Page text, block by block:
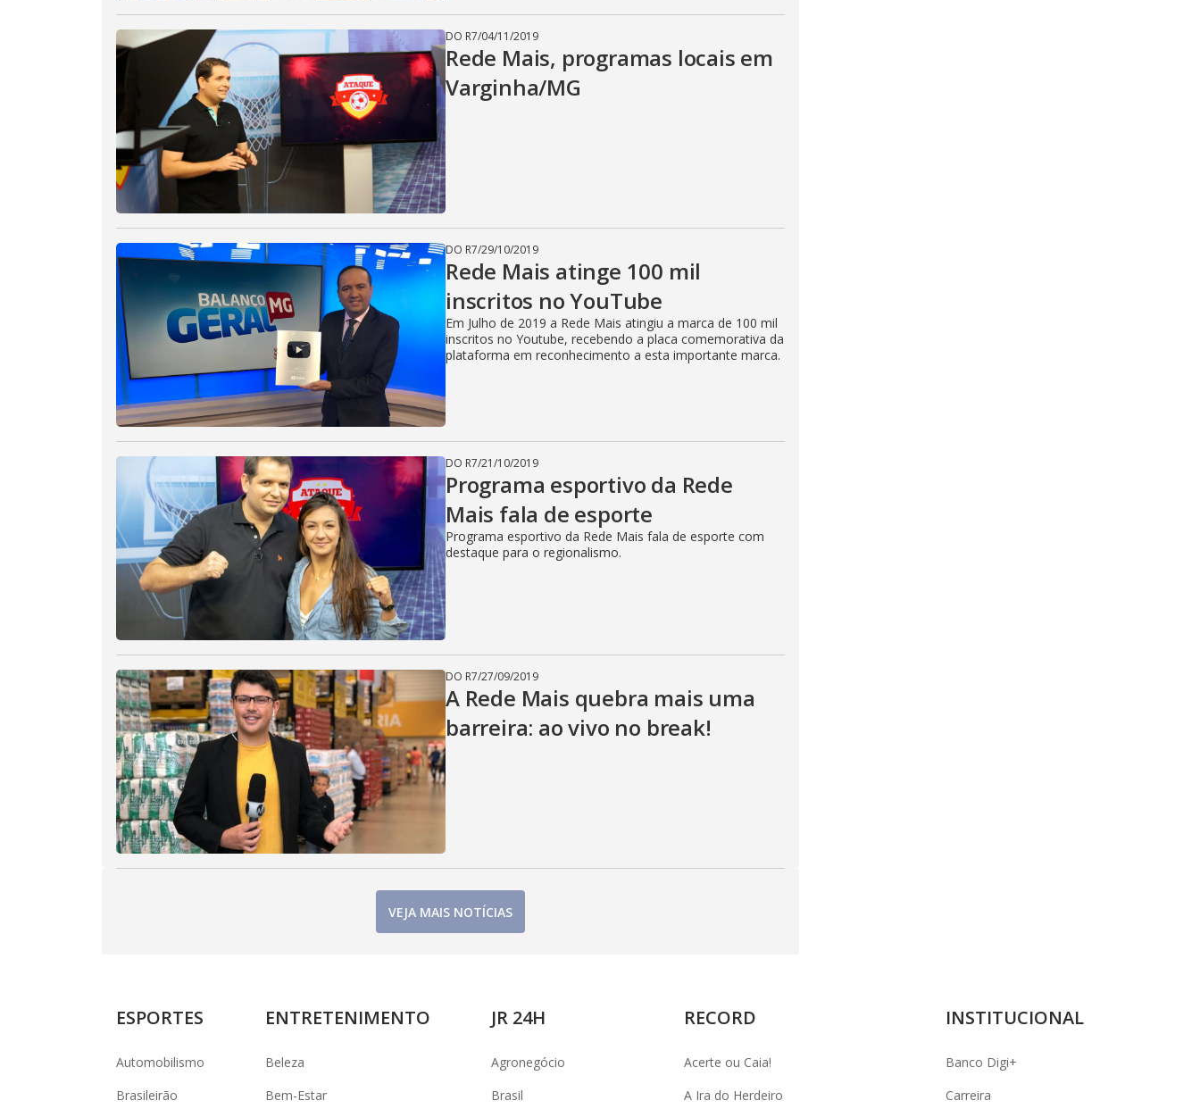
DO R7/04/11/2019
Rede Mais, programas locais em
Varginha/MG
DO R7/29/10/2019
Rede Mais atinge 100 mil
inscritos no YouTube
Em Julho de 2019 a Rede Mais atingiu a marca de 100 mil
inscritos no Youtube, recebendo a placa comemorativa da
plataforma em reconhecimento a esta importante marca.
DO R7/21/10/2019
Programa esportivo da Rede
Mais fala de esporte
Programa esportivo da Rede Mais fala de esporte com
destaque para o regionalismo.
DO R7/27/09/2019
A Rede Mais quebra mais uma
barreira: ao vivo no break!
VEJA MAIS NOTÍCIAS
ESPORTES
Automobilismo
Brasileirão
ENTRETENIMENTO
Beleza
Bem-Estar
JR 24H
Agronegócio
Brasil
RECORD
Acerte ou Caia!
A Ira do Herdeiro
INSTITUCIONAL
Banco Digi+
Carreira